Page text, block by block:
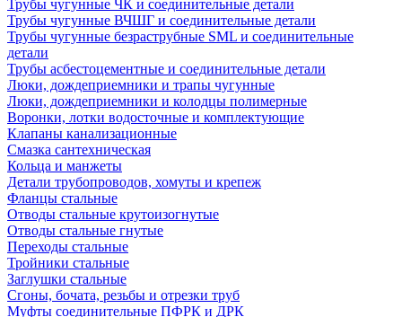
Трубы чугунные ЧК и соединительные детали
Трубы чугунные ВЧШГ и соединительные детали
Трубы чугунные безраструбные SML и соединительные
детали
Трубы асбестоцементные и соединительные детали
Люки, дождеприемники и трапы чугунные
Люки, дождеприемники и колодцы полимерные
Воронки, лотки водосточные и комплектующие
Клапаны канализационные
Смазка сантехническая
Кольца и манжеты
Детали трубопроводов, хомуты и крепеж
Фланцы стальные
Отводы стальные крутоизогнутые
Отводы стальные гнутые
Переходы стальные
Тройники стальные
Заглушки стальные
Сгоны, бочата, резьбы и отрезки труб
Муфты соединительные ПФРК и ДРК